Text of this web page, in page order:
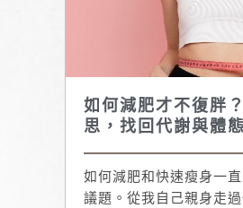
如何減肥才不復胖
思，找回代謝與體
如何減肥和快速瘦身一
議題。從我自己親身走